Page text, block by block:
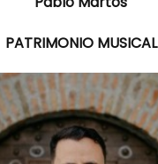
PATRIMONIO MUSICAL